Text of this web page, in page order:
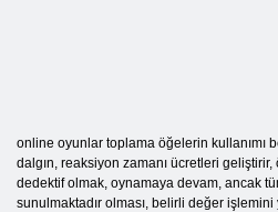
online oyunlar toplama öğelerin kullanımı
dalgın, reaksiyon zamanı ücretleri
dedektif olmak, oynamaya devam, ancak
sunulmaktadır olması, belirli değer